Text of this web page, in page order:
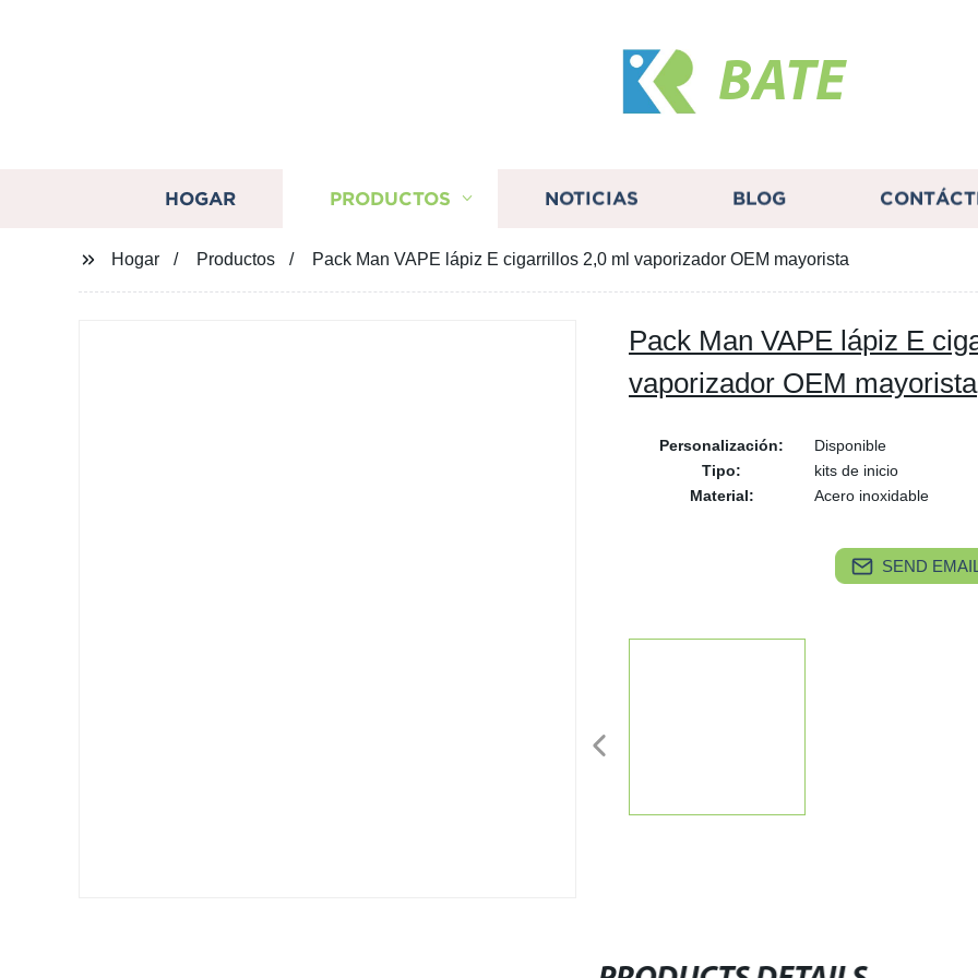
BATE
HOGAR PRODUCTOS NOTICIAS BLOG
Hogar Productos Pack Man VAPE lápiz E cigarrillos 2,0 ml vaporizador OEM mayorista
Pack Man VAPE lápiz E
vaporizador OEM mayorista
Personalización:
Disponible
Tipo:
kits de inicio
Material:
Acero inoxidable
SEND